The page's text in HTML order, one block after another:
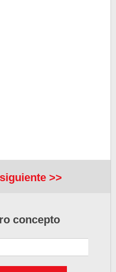
>>
concepto